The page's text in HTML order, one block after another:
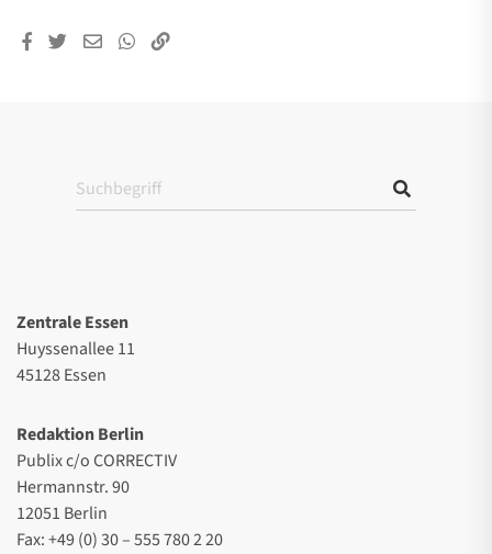
Zentrale Essen
Huyssenallee 11
45128 Essen
Redaktion Berlin
Publix c/o CORRECTIV
Hermannstr. 90
12051 Berlin
Fax: +49 (0) 30 – 555 780 2 20